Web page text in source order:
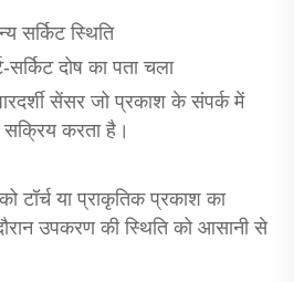
सर्किट स्थिति
दोष का पता चला
सेंसर जो प्रकाश के संपर्क में
करता है।
टॉर्च या प्राकृतिक प्रकाश का
उपकरण की स्थिति को आसानी से